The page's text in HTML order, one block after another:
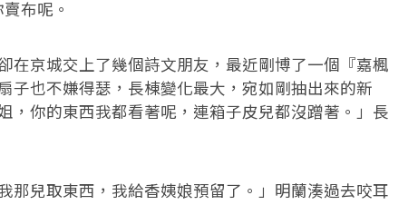
布呢。
京城交上了幾個詩文朋友，最近剛博了一個『嘉楓
子也不嫌得瑟，長棟變化最大，宛如剛抽出來的新
，你的東西我都看著呢，連箱子皮兒都沒蹭著。」長
兒取東西，我給香姨娘預留了。」明蘭湊過去咬耳